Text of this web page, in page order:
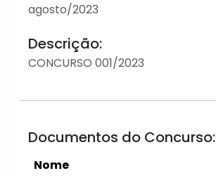
agosto/2023
Descrição:
CONCURSO 001/2023
Documentos do Concurso:
Nome